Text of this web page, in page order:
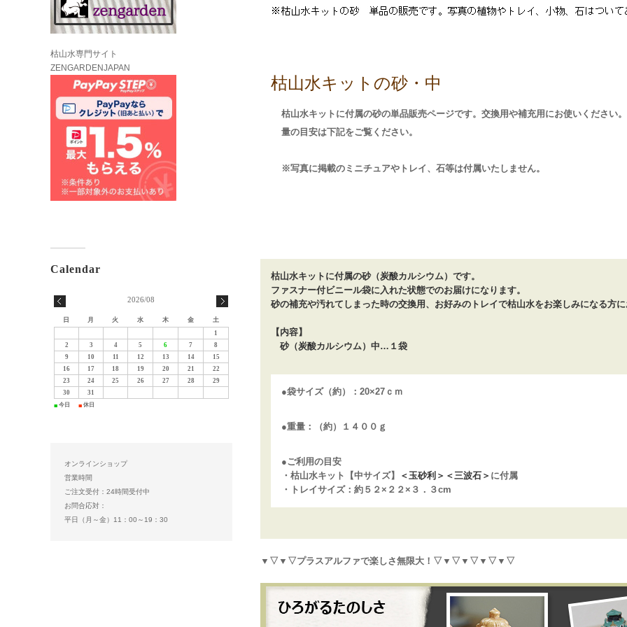
枯山水キットの砂・中
枯山水キットに付属の砂の単品販売ページです。交換用や補充用にお使いください。
量の目安は下記をご覧ください。
※写真に掲載のミニチュアやトレイ、石等は付属いたしません。
枯山水キットに付属の砂（炭酸カルシウム）です。
ファスナー付ビニール袋に入れた状態でのお届けになります。
砂の補充や汚れてしまった時の交換用、お好みのトレイで枯山水をお楽しみになる方に
【内容】
砂（炭酸カルシウム）中…１袋
●袋サイズ（約）： 20×27ｃｍ
●重量：（約）１４００ｇ
●ご利用の目安
・枯山水キット【中サイズ】
＜玉砂利＞ ＜三波石＞ に付属
・トレイサイズ：約５２×２２×３．３cm
▼▽▼▽プラスアルファで楽しさ無限大！▽▼▽▼▽▼▽▼▽
枯山水専門サイト
ZENGARDENJAPAN
2026/08
日 月 火 水 木 金
土
1
2
3 4 5 6 7
8
9
10 11 12 13 14
15
16
17 18 19 20 21
22
23
24 25 26 27 28
29
30
31
■ 今日 ■ 休日
オンラインショップ
営業時間
ご注文受付：24時間受付中
お問合応対：
平日（月～金）11：00～19：30